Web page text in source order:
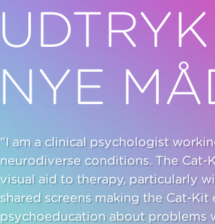
NYE
"I am a clinical psychologist
neurodiverse conditions. The
visual aid to therapy, particularly
shared screens making the Cat-
psychoeducation about problems